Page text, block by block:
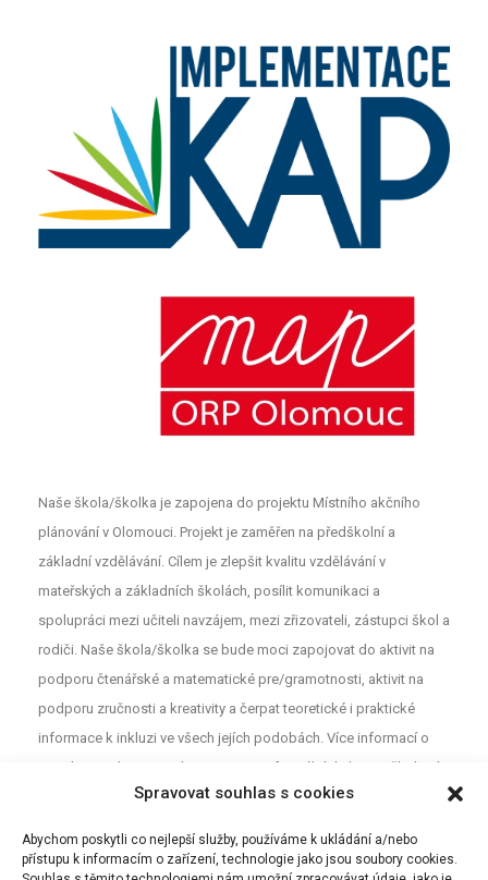
Spravovat souhlas s cookies
Abychom poskytli co nejlepší služby, používáme k ukládání a/nebo
přístupu k informacím o zařízení, technologie jako jsou soubory cookies.
Naše škola/školka je zapojena do projektu Místního akčního
plánování v Olomouci. Projekt je zaměřen na předškolní a
základní vzdělávání. Cílem je zlepšit kvalitu vzdělávání v
mateřských a základních školách, posílit komunikaci a
spolupráci mezi učiteli navzájem, mezi zřizovateli, zástupci škol a
rodiči. Naše škola/školka se bude moci zapojovat do aktivit na
podporu čtenářské a matematické pre/gramotnosti, aktivit na
podporu zručnosti a kreativity a čerpat teoretické i praktické
informace k inkluzi ve všech jejích podobách. Více informací o
projektu najdete na webu
. Pro neformální diskuzi o školství a
vzdělávání mezi rodiči, učiteli a dalšími aktéry z Olomouce jsou